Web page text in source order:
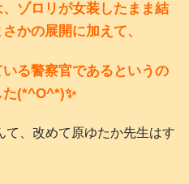
ゾロリが女装したまま結
かの展開に加えて、
る警察官であるというの
た(*^O^*)✨
て、改めて原ゆたか先生はす